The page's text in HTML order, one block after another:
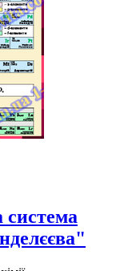
система